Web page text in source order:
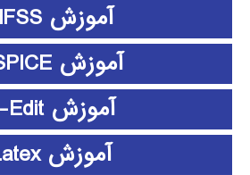
آموزش HFSS
آموزش HSPICE
آموزش L-Edit
آموزش Latex